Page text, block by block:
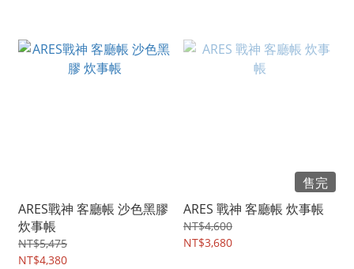
ARES戰神 客廳帳 沙色黑膠
炊事帳
NT$5,475
NT$4,380
售完
ARES 戰神 客廳帳 炊事帳
NT$4,600
NT$3,680